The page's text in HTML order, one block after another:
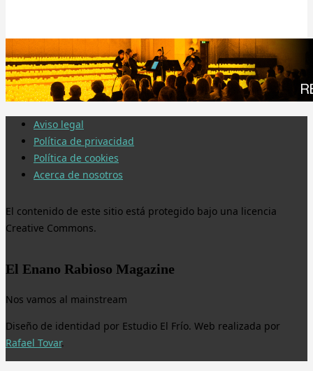
Aviso legal
Política de privacidad
Política de cookies
Acerca de nosotros
El contenido de este sitio está protegido bajo una licencia
Creative Commons.
El Enano Rabioso Magazine
Nos vamos al mainstream
Diseño de identidad por Estudio El Frío. Web realizada por
Rafael Tovar.